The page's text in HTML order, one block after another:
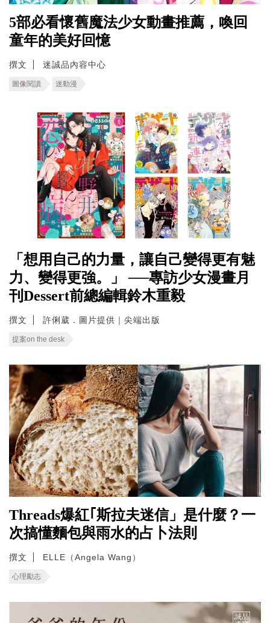
5部必看懷舊魔法少女動畫推薦，喚回
童年的美好回憶
撰文 迷誠品內容中心
圖像閱讀 迷動漫
「想用自己的力量，讓自己變得更有魅
力、變得更強。」 ──專訪少女漫畫月
刊Dessert前總編輯鈴木重毅
撰文 許俐葳．圖片提供｜尖端出版
提案on the desk
Threads爆紅｢斯拉夫迷信」是什麼？一
次搞懂麵包與雨水的占卜法則
撰文 ELLE（Angela Wang）
心理勵志